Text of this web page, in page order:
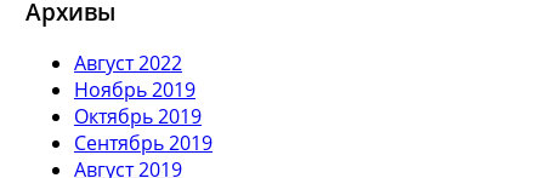
Архивы
Август 2022
Ноябрь 2019
Октябрь 2019
Сентябрь 2019
Август 2019